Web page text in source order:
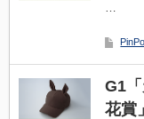
…
G1
花賞